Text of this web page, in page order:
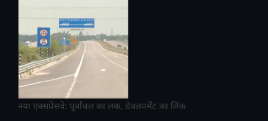
नया एक्सप्रेसवे: पूर्वांचल का लक, डेवलपमेंट का लिंक